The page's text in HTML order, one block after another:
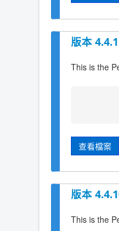
版本
This is the
查看檔案
版本
This is the